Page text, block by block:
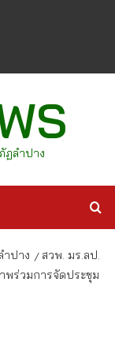
ฏลำปาง
ปาง
สวพ. มร.ลป.
พร่วมการจัดประชุม